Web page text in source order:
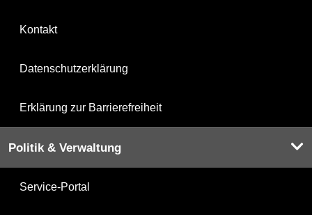
Kontakt
Datenschutzerklärung
Erklärung zur Barrierefreiheit
Politik & Verwaltung
Service-Portal